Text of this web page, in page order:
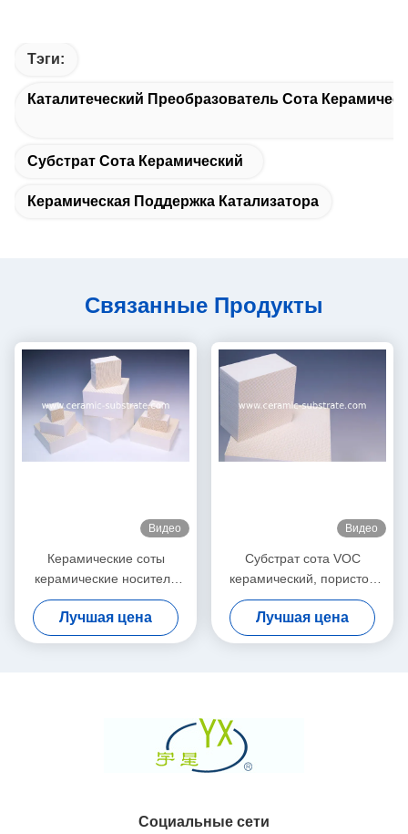
Тэги:
Каталитеческий Преобразователь Сота
Субстрат Сота Керамический
Керамическая Поддержка Катализатора
Связанные Продукты
Видео
Керамические соты
керамические носители
MgO для выпускного
очистителя газа
Лучшая цена
Видео
Субстрат сота VOC
керамический, пористое
высокотемпературное
керамическое
Лучшая цена
Социальные сети